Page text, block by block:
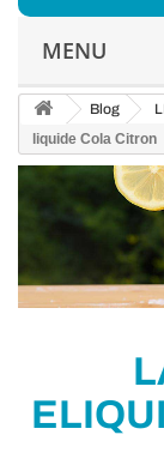
MENU
Blog
liquide Cola Citron